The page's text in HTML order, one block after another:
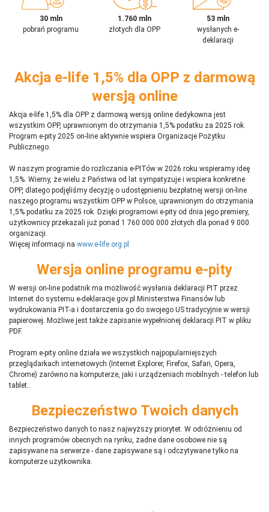
30 mln
pobrań programu
1.760 mln
złotych dla OPP
53 mln
wysłanych e-
deklaracji
Akcja e-life 1,5% dla OPP z darmową
wersją online
Akcja e-life 1,5% dla OPP z darmową wersją online dedykowna jest
wszystkim OPP, uprawnionym do otrzymania 1,5% podatku za 2025 rok.
Program e-pity 2025 on-line aktywnie wspiera Organizacje Pożytku
Publicznego.
W naszym programie do rozliczania e-PITów w 2026 roku wspieramy ideę
1,5%. Wiemy, że wielu z Państwa od lat sympatyzuje i wspiera konkretne
OPP, dlatego podjęliśmy decyzję o udostępnieniu bezpłatnej wersji on-line
naszego programu wszystkim OPP w Polsce, uprawnionym do otrzymania
1,5% podatku za 2025 rok. Dzięki programowi e-pity od dnia jego premiery,
użytkownicy przekazali już ponad 1 760 000 000 złotych dla ponad 9 000
organizacji.
Więcej informacji na www.e-life.org.pl
Wersja online programu e-pity
W wersji on-line podatnik ma możliwość wysłania deklaracji PIT przez
Internet do systemu e-deklaracje.gov.pl Ministerstwa Finansów lub
wydrukowania PIT-a i dostarczenia go do swojego US tradycyjnie w wersji
papierowej. Możliwe jest także zapisanie wypełnionej deklaracji PIT w pliku
PDF.
Program e-pity online działa we wszystkich najpopularniejszych
przeglądarkach internetowych (Internet Explorer, Firefox, Safari, Opera,
Chrome) zarówno na komputerze, jaki i urządzeniach mobilnych - telefon lub
tablet..
Bezpieczeństwo Twoich danych
Bezpieczeństwo danych to nasz najwyższy priorytet. W odróżnieniu od
innych programów obecnych na rynku, żadne dane osobowe nie są
zapisywane na serwerze - dane zapisywane są i odczytywane tylko na
komputerze użytkownika.